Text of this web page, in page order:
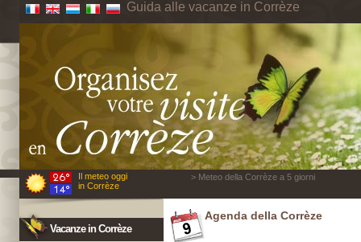
Guida alle vacanze in Corrèze
Il meteo oggi
in Corrèze
> Meteo della Corrèze a 5 giorni
Vacanze in Corrèze
Agenda della Corrèze